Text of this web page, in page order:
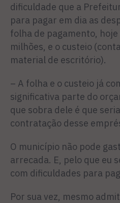
dificuldade que a
para pagar em dia as
folha de pagamento, hoje
milhões, e o custeio
material de escritório).
– A folha e o custeio já
significativa par­te do
que sobra dele é que
contratação desse
O município não pode
arrecada. E, pelo que eu
com dificuldades para
Por sua vez, mesmo